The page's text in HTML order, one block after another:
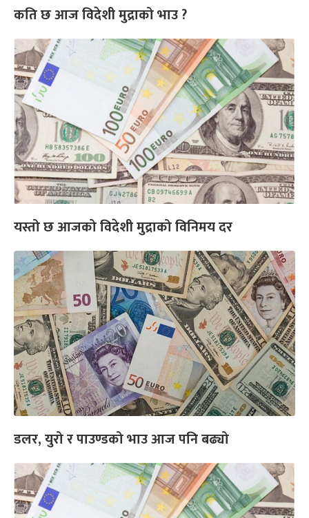
कति छ आज विदेशी मुद्राको भाउ ?
यस्तो छ आजको विदेशी मुद्राको विनिमय दर
डलर, युरो र पाउण्डको भाउ आज पनि बढ्यो